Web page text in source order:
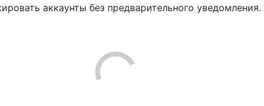
аккаунты без предварительного уведомления.